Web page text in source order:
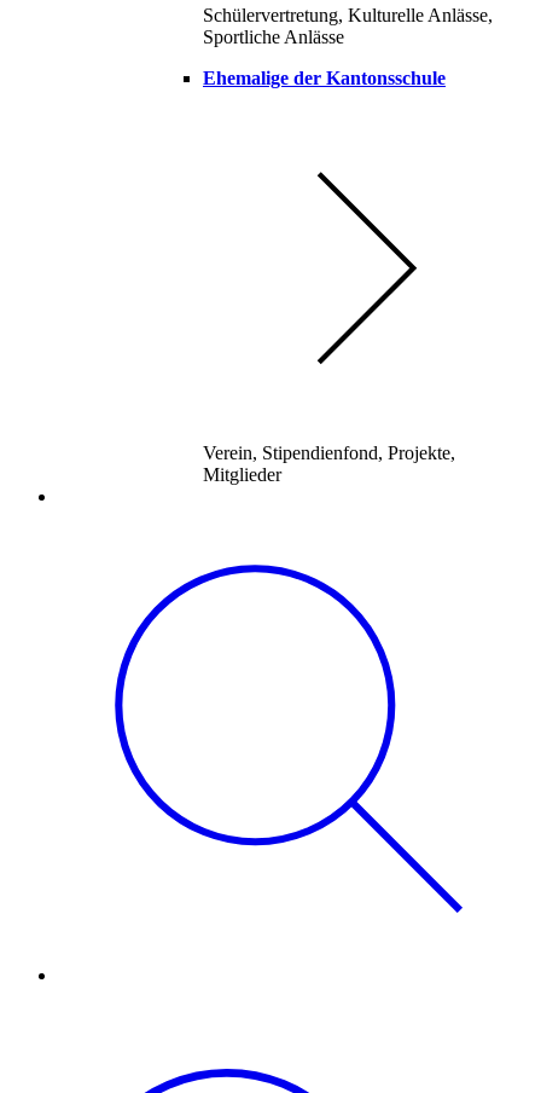
Schülervertretung, Kulturelle Anlässe,
Sportliche Anlässe
Ehemalige der Kantonsschule
Verein, Stipendienfond, Projekte,
Mitglieder